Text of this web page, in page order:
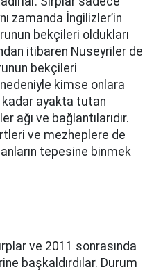
zamanda İngilizler’in
bekçileri oldukları
itibaren Nuseyriler de
bekçileri
kimse onlara
kadar ayakta tutan
ağı ve bağlantılarıdır.
ve mezheplere de
tepesine binmek
ve 2011 sonrasında
başkaldırdılar. Durum